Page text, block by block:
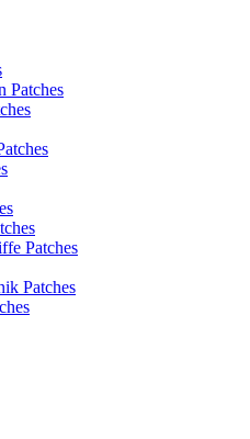
Patches
Patches
Patches